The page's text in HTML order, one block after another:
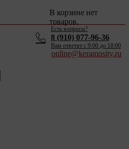
В корзине нет
товаров.
Есть вопросы?
8 (910) 077-96-36
Вам ответят c 9:00 до 18:00
online@keramosity.ru